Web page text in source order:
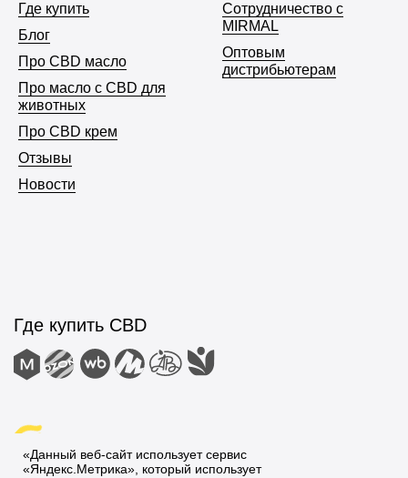
Где купить
Блог
Про CBD масло
Про масло с CBD для
животных
Про CBD крем
Отзывы
Новости
Сотрудничество с
MIRMAL
Оптовым
дистрибьютерам
«Данный веб-сайт использует сервис
«Яндекс.Метрика», который использует